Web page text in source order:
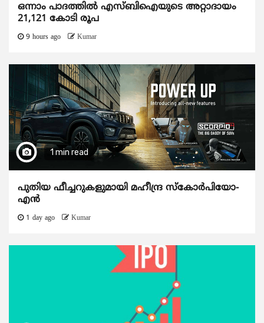
ഒന്നാം പാദത്തിൽ എസ്ബിഐയുടെ അറ്റാദായം
21,121 കോടി രൂപ
9 hours ago Kumar
1 min read
പുതിയ ഫീച്ചറുകളുമായി മഹീന്ദ്ര സ്കോർപിയോ-
എൻ
1 day ago Kumar